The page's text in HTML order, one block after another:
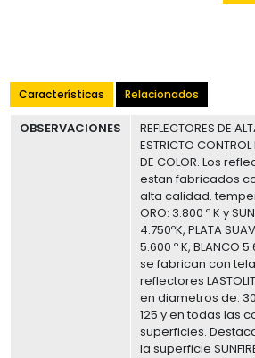
Características Relacionados
OBSERVACIONES
REFLECTORES DE
ESTRICTO CONTROL
DE COLOR. Los
estan fabricados
alta calidad.
ORO: 3.800 º K y
4.750ºK, PLATA
5.600 º K, BLANCO
se fabrican con
reflectores
en diametros de: 30,
125 y en todas las
superficies.
la superficie